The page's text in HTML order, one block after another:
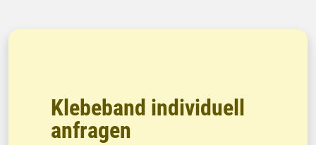
Klebeband individuell
anfragen